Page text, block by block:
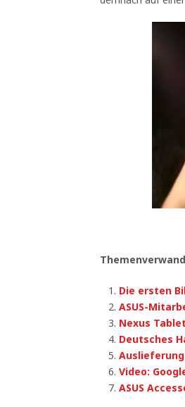
Die ersten
ASUS-
Nexus
Deutsches
Video:
ASUS